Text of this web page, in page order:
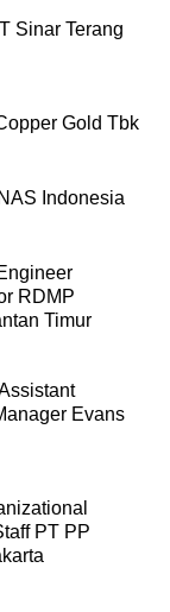
Sinar Terang
Gold Tbk
Indonesia
RDMP
Timur
Evans
PT PP